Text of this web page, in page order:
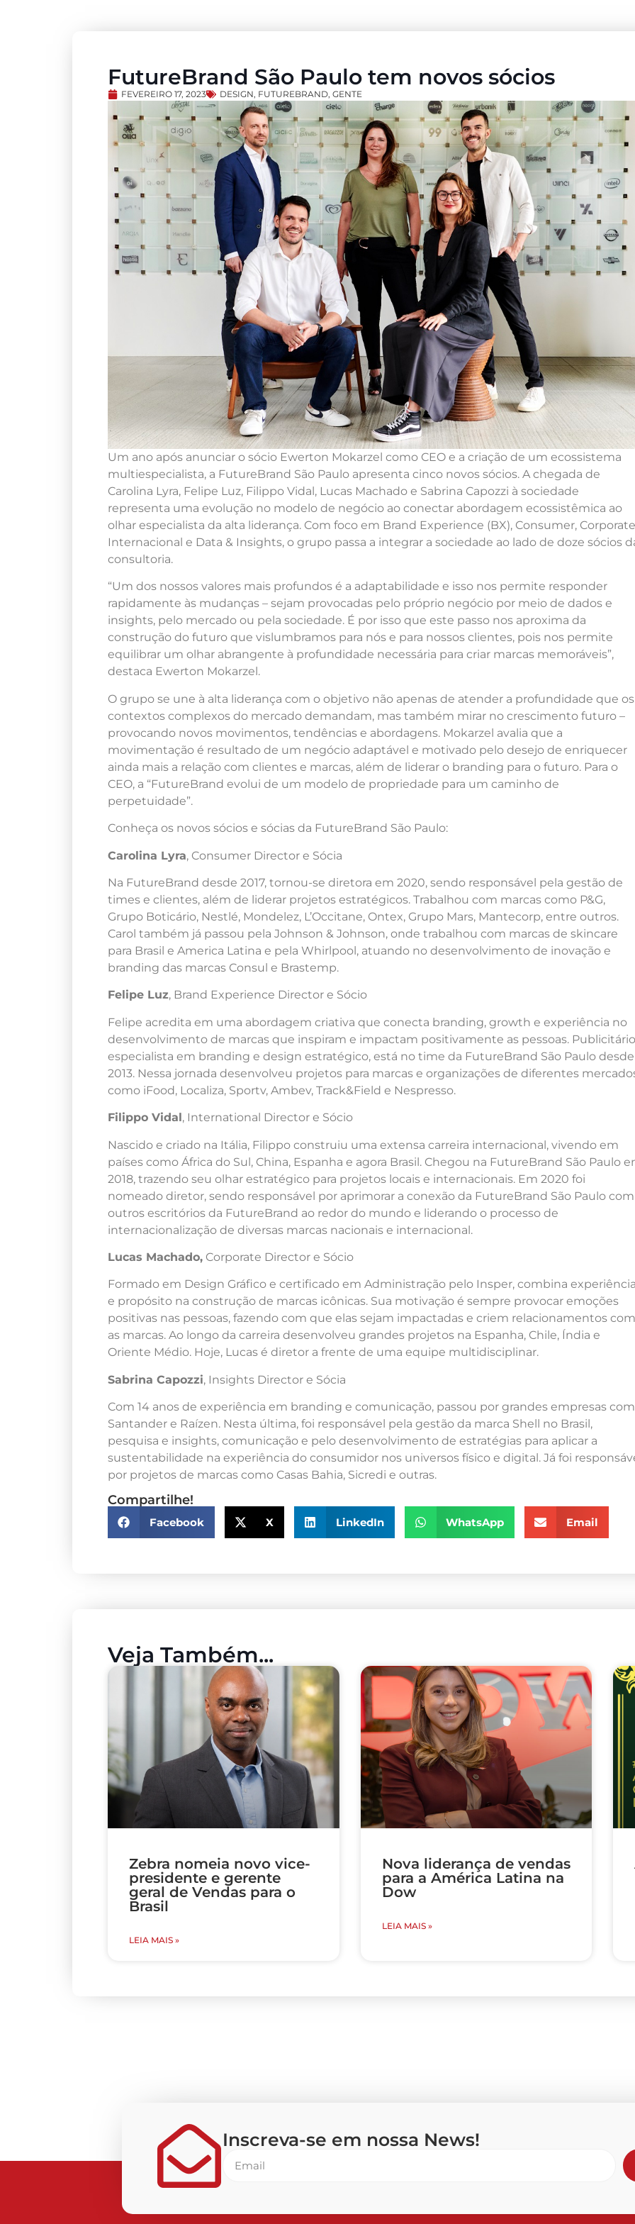
FutureBrand São Paulo tem novos sócios
FEVEREIRO 17, 2023 DESIGN, FUTUREBRAND, GENTE
Um ano após anunciar o sócio Ewerton Mokarzel como CEO e a criação de um ecossistema
multiespecialista, a FutureBrand São Paulo apresenta cinco novos sócios. A chegada de
Carolina Lyra, Felipe Luz, Filippo Vidal, Lucas Machado e Sabrina Capozzi à sociedade
representa uma evolução no modelo de negócio ao conectar abordagem ecossistêmica ao
olhar especialista da alta liderança. Com foco em Brand Experience (BX), Consumer,
Internacional e Data & Insights, o grupo passa a integrar a sociedade ao lado de doze sócios
consultoria.
“Um dos nossos valores mais profundos é a adaptabilidade e isso nos permite responder
rapidamente às mudanças – sejam provocadas pelo próprio negócio por meio de dados e
insights, pelo mercado ou pela sociedade. É por isso que este passo nos aproxima da
construção do futuro que vislumbramos para nós e para nossos clientes, pois nos permite
equilibrar um olhar abrangente à profundidade necessária para criar marcas memoráveis”,
destaca Ewerton Mokarzel.
O grupo se une à alta liderança com o objetivo não apenas de atender a profundidade que os
contextos complexos do mercado demandam, mas também mirar no crescimento futuro –
provocando novos movimentos, tendências e abordagens. Mokarzel avalia que a
movimentação é resultado de um negócio adaptável e motivado pelo desejo de enriquecer
ainda mais a relação com clientes e marcas, além de liderar o branding para o futuro. Para o
CEO, a “FutureBrand evolui de um modelo de propriedade para um caminho de
perpetuidade”.
Conheça os novos sócios e sócias da FutureBrand São Paulo:
Carolina Lyra, Consumer Director e Sócia
Na FutureBrand desde 2017, tornou-se diretora em 2020, sendo responsável pela gestão de
times e clientes, além de liderar projetos estratégicos. Trabalhou com marcas como P&G,
Grupo Boticário, Nestlé, Mondelez, L’Occitane, Ontex, Grupo Mars, Mantecorp, entre outros.
Carol também já passou pela Johnson & Johnson, onde trabalhou com marcas de skincare
para Brasil e America Latina e pela Whirlpool, atuando no desenvolvimento de inovação e
branding das marcas Consul e Brastemp.
Felipe Luz, Brand Experience Director e Sócio
Felipe acredita em uma abordagem​ criativa que conecta branding, growth e experiência no
desenvolvimento de marcas que inspiram e impactam positivamente​ as pessoas.
especialista em branding e design estratégico, está no time da FutureBrand São Paulo desde
2013. Nessa jornada desenvolveu projetos para marcas e organizações de diferentes​
como iFood, Localiza, Sportv, Ambev, Track&Field e Nespresso.
Filippo Vidal, International Director e Sócio
Nascido e criado na Itália, Filippo construiu uma extensa carreira internacional, vivendo em
países como África do Sul, China, Espanha e agora Brasil. Chegou na FutureBrand São Paulo
2018, trazendo seu olhar estratégico para projetos locais e internacionais. Em 2020 foi
nomeado diretor, sendo responsável por aprimorar a conexão da FutureBrand São Paulo com
outros escritórios da FutureBrand ao redor do mundo e liderando o processo de
internacionalização de diversas marcas nacionais e internacional.
Lucas Machado, Corporate Director e Sócio
Formado em Design Gráfico e certificado em Administração pelo Insper, combina
e propósito na construção de marcas icônicas. Sua motivação é sempre provocar emoções
positivas nas pessoas, fazendo com que elas sejam impactadas e criem relacionamentos com
as marcas. Ao longo da carreira desenvolveu grandes projetos na Espanha, Chile, Índia e
Oriente Médio. Hoje, Lucas é diretor a frente de uma equipe multidisciplinar.
Sabrina Capozzi, Insights Director e Sócia
Com 14 anos de experiência em branding e comunicação, passou por grandes empresas
Santander e Raízen. Nesta última, foi responsável pela gestão da marca Shell no Brasil,
pesquisa e insights, comunicação e pelo desenvolvimento de estratégias para aplicar a
sustentabilidade na experiência do consumidor nos universos físico e digital. Já foi
por projetos de marcas como Casas Bahia, Sicredi e outras.
Compartilhe!
Facebook X LinkedIn WhatsApp Email
Veja Também...
Zebra nomeia novo vice-
presidente e gerente
geral de Vendas para o
Brasil
LEIA MAIS »
Nova liderança de vendas
para a América Latina na
Dow
LEIA MAIS »
Inscreva-se em nossa News!